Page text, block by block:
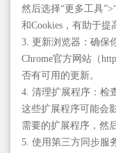
然后选择“更多工具
和Cookies，有助于提
3. 更新浏览器：确保
Chrome官方网站（
否有可用的更新。
4. 清理扩展程序：检
这些扩展程序可能会
需要的扩展程序，然
5. 使用第三方同步服